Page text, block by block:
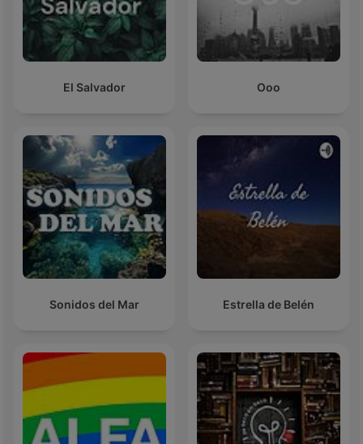
El Salvador Ooo
Sonidos del Mar Estrella de Belén